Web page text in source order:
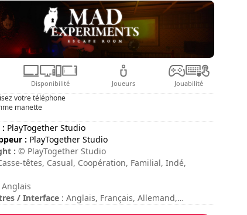
Disponibilité Joueurs Jouabilité
votre téléphone
manette
PlayTogether Studio
: PlayTogether Studio
: © PlayTogether Studio
têtes, Casual, Coopération, Familial, Indé,
Anglais
/ Interface : Anglais, Français, Allemand,